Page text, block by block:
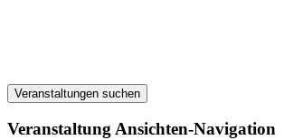
Veranstaltungen suchen
Veranstaltung Ansichten-Navigation